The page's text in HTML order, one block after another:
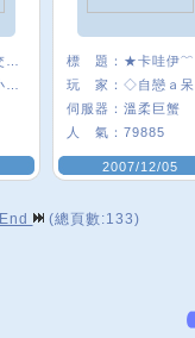
標 題：
玩 家：
伺服器： 溫柔巨蟹
人 氣： 79885
2007/12/05
End (總頁數:133)